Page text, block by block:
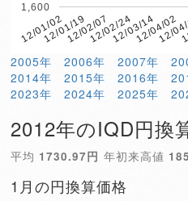
12/01/0212/01/1912/02/0712/02/2412/03/1412/04/02
12/
1,600
2005年 2006年 2007年
2014年
2015年 2016年
2023年
2024年 2025年
2012年のIQD円換
平均 1730.97円 年初来高値
1月の円換算価格